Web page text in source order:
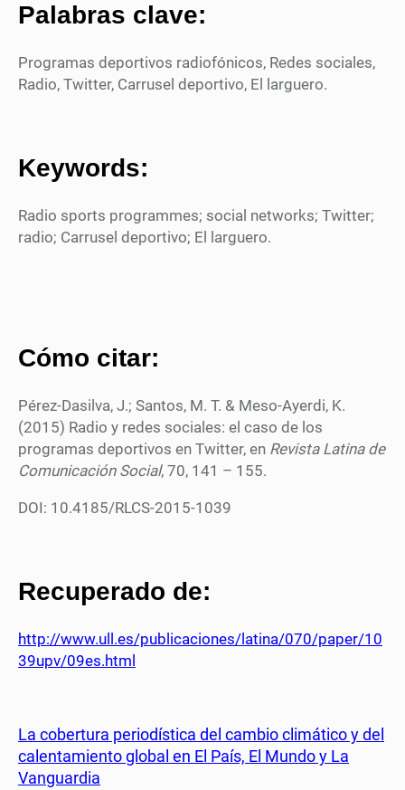
Palabras clave:
Programas deportivos radiofónicos, Redes sociales,
Radio, Twitter, Carrusel deportivo, El larguero.
Keywords:
Radio sports programmes; social networks; Twitter;
radio; Carrusel deportivo; El larguero.
Cómo citar:
Pérez-Dasilva, J.; Santos, M. T. & Meso-Ayerdi, K.
(2015) Radio y redes sociales: el caso de los
programas deportivos en Twitter, en Revista Latina de
Comunicación Social, 70, 141 – 155.
DOI: 10.4185/RLCS-2015-1039
Recuperado de:
http://www.ull.es/publicaciones/latina/070/paper/10
39upv/09es.html
La cobertura periodística del cambio climático y del
calentamiento global en El País, El Mundo y La
Vanguardia